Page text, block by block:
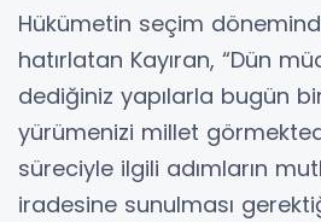
Hükümetin seçim
hatırlatan Kayıran, “Dün
dediğiniz yapılarla bugün
yürümenizi millet
süreciyle ilgili adımların
iradesine sunulması